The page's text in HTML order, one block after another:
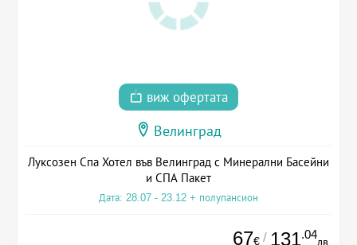
виж офертата
Велинград
Луксозен Спа Хотел във Велинград с Минерални Басейни
и СПА Пакет
Дата: 28.07 - 23.12 + полупансион
67€ / 131.04
лв.